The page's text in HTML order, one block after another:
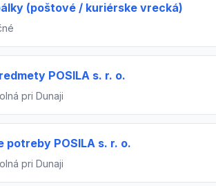
(poštové / kuriérske vrecká)
POSILA s. r. o.
pri Dunaji
potreby POSILA s. r. o.
pri Dunaji